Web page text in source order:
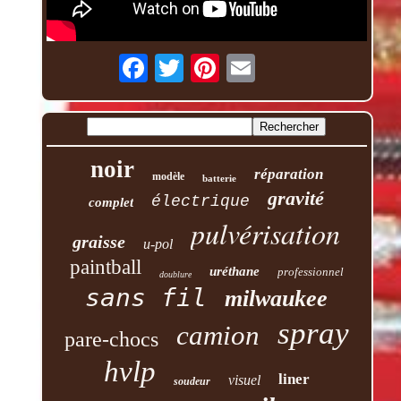
noir modèle batterie réparation
complet électrique gravité
graisse u-pol pulvérisation
paintball doublure uréthane professionnel
sans fil milwaukee
pare-chocs camion spray
hvlp soudeur visuel liner